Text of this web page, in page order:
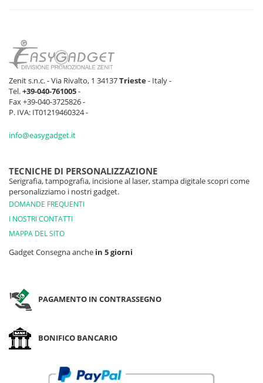
Zenit s.n.c. - Via Rivalto, 1 34137Trieste- Italy -
Tel.+39-040-761005-
Fax +39-040-3725826 -
P. IVA: IT01219460324 -
info@easygadget.it
TECNICHE DI PERSONALIZZAZIONE
Serigrafia, tampografia, incisione al laser, stampa digitale scopri come
personalizziamo i nostri gadget.
DOMANDE FREQUENTI
I NOSTRI CONTATTI
MAPPA DEL SITO
Gadget Consegna anche in 5 giorni
PAGAMENTO IN CONTRASSEGNO
BONIFICO BANCARIO